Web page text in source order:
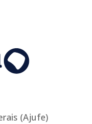
(Ajufe)